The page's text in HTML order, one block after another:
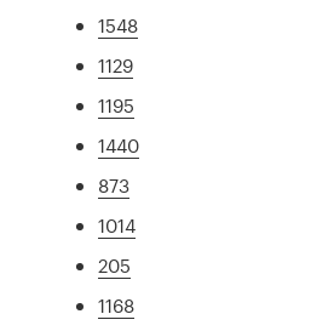
1548
1129
1195
1440
873
1014
205
1168